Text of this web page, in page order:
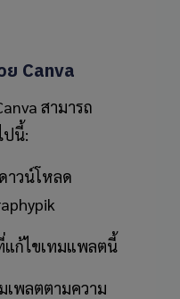
ย Canva
สามารถ
ปนี้:
าวน์โหลด
แก้ไขเทมแพลตนี้
เพลตตามความ